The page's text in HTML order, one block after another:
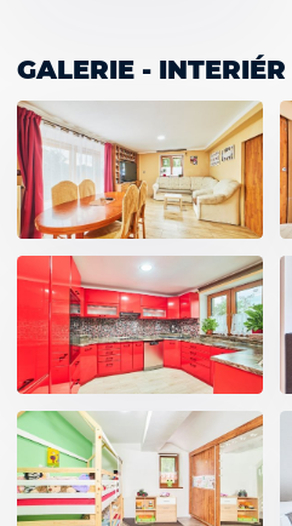
GALERIE - INTERIÉR